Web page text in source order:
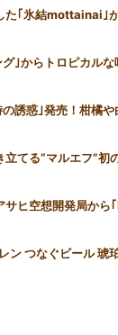
た｢氷結mottainai｣
｣からトロピカル
誘惑｣発売！柑橘
てる“マルエフ”初
ヒ空想開発局から
ン つなぐビール 琥